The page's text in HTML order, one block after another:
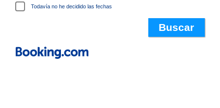
Todavía no he decidido las fechas